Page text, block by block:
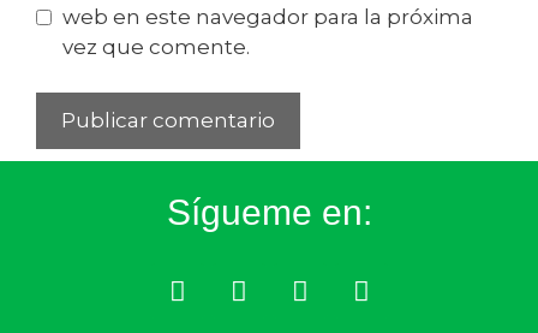
web en este navegador para la próxima
vez que comente.
Sígueme en: